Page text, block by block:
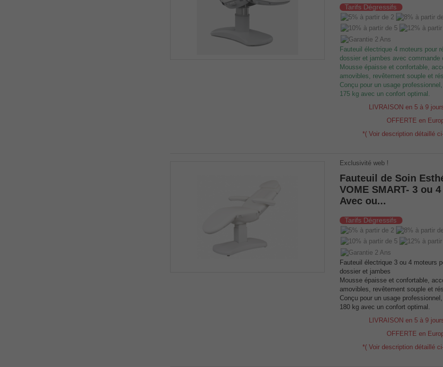
Tarifs Dégressifs
Fauteuil électrique 4 moteurs pour
dossier et jambes avec commande
Mousse épaisse et confortable,
amovibles, revêtement souple et
Conçu pour un usage
175 kg avec un confort optimal.
LIVRAISON en 5 à 9
OFFERTE en
*( Voir description détaillé
Exclusivité web !
Fauteuil de Soin
VOME SMART- 3 ou
Avec ou...
Tarifs Dégressifs
Fauteuil électrique 3 ou 4 moteurs
dossier et jambes
Mousse épaisse et confortable,
amovibles, revêtement souple et
Conçu pour un usage
180 kg avec un confort optimal.
LIVRAISON en 5 à 9
OFFERTE en
*( Voir description détaillé